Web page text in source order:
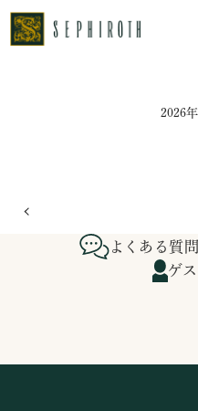
ホーム
2026
よくある質問
ゲ